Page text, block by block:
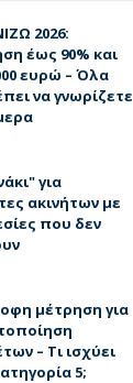
2026:
έως 90% και
ευρώ – Όλα
να γνωρίζετε
για
ακινήτων με
που δεν
μέτρηση για
– Τι ισχύει
5;